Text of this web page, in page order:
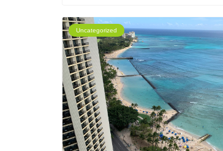
Uncategorized